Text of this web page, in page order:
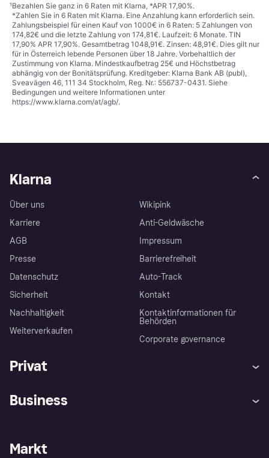
¹Bezahlen Sie ganz in 6 Raten mit Klarna, *APR 17,90%.
*Zahlen Sie in 6 Raten mit Klarna. Eine Anzahlung kann erforderlich sein.
Zahlungsbeispiel für einen Kauf von 1000€ in 6 Raten: 5 Zahlungen von
174,82€ und die letzte Zahlung von 174,81€. Laufzeit: 6 Monate. TIN
17,90% APR 17,90%. Gesamtbetrag 1048,91€. Zinsen: 48,91€. Dies gilt nur
für in Österreich lebende Personen über 18 Jahre. Vorbehaltlich der
Zustimmung von Klarna. Mindestkaufbetrag 25€ und Höchstbetrag
abhängig von der Bonitätsprüfung. Kreditgeber: Klarna Bank AB (publ),
Sveavägen 46, 111 34 Stockholm, Reg. Nr.: 556737-0431. Siehe
Bedingungen und weitere Informationen unter
https://www.klarna.com/at/agb/.
Klarna
Über uns
Karriere
AGB
Presse
Datenschutz
Sicherheit
Nachhaltigkeit
Weiterverkaufen
Wikipink
Anti-Geldwäsche
Impressum
Barrierefreiheit
Auto-Track
Kontakt
Kontaktinformationen für
Behörden
Corporate governance
Privat
Shops entdecken
Business
Händlerportal
Markt